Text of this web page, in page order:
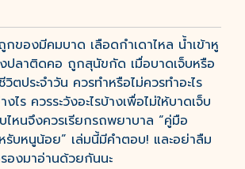
กของมีคมบาด เลือดกำเดาไหล น้ำเข้าหู
ปลาติดคอ ถูกสุนัขกัด เมื่อบาดเจ็บหรือ
ตประจำวัน ควรทำหรือไม่ควรทำอะไร
ร ควรระวังอะไรบ้างเพื่อไม่ให้บาดเจ็บ
ไหนจึงควรเรียกรถพยาบาล “คู่มือ
บหนูน้อย” เล่มนี้มีคำตอบ! และอย่าลืม
องมาอ่านด้วยกันนะ